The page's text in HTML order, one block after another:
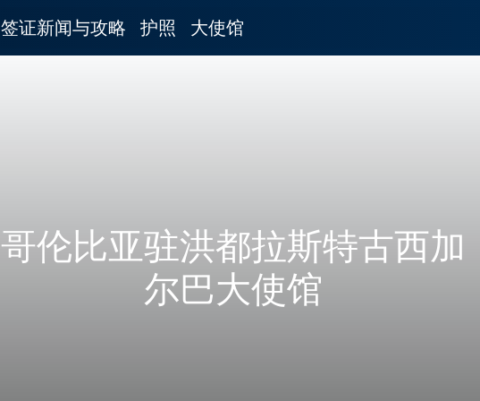
签证新闻与攻略 护照 大使馆
哥伦比亚驻洪都拉斯特古西加
尔巴大使馆